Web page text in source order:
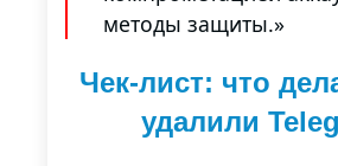
методы защиты.»
Чек-лист: что
удалили